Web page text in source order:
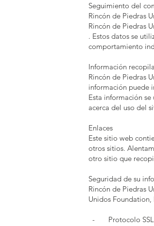
Seguimiento del
Rincón de Piedras
Rincón de Piedras
. Estos datos se
comportamiento
Información
Rincón de Piedras
información puede
Esta información
acerca del uso del
Enlaces
Este sitio web
otros sitios.
otro sitio que
Seguridad de su
Rincón de Piedras
Unidos
- Protocolo SSL